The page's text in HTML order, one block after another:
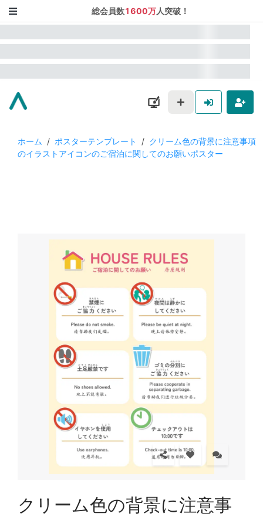
総会員数1600万人突破！
ホーム / ポスターテンプレート / クリーム色の背景に注意事項
のイラストアイコンのご宿泊に関してのお願いポスター
クリーム色の背景に注意事